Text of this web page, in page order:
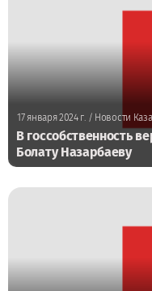
17 января 2024 г./ Новости
В госсобственность
Болату Назарбаеву